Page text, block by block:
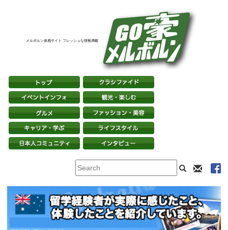
メルボルン体感サイト フレッシュな情報満載